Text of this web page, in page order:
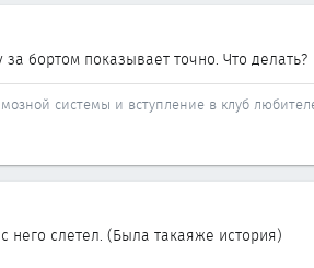
бортом показывает точно. Что делать?
системы и вступление в клуб
него слетел. (Была такаяже история)